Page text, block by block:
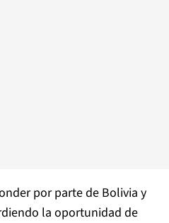
por parte de Bolivia y
la oportunidad de